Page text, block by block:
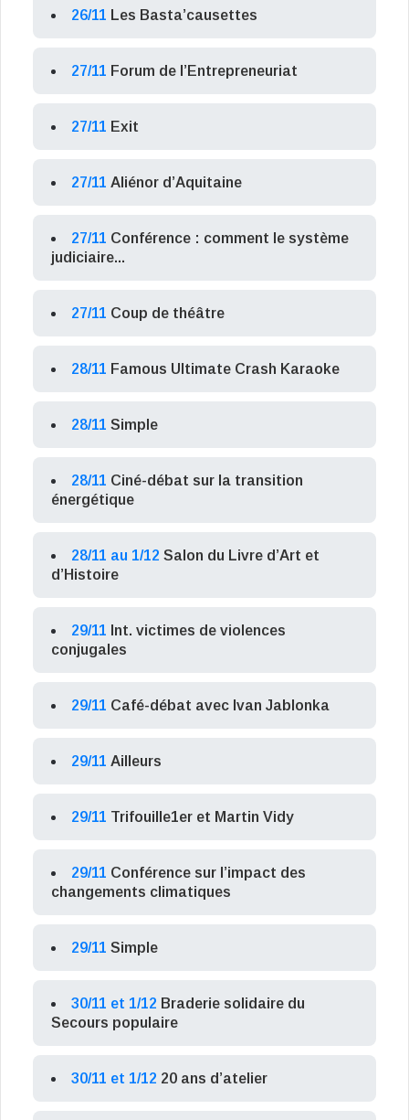
26/11 Les Basta’causettes
27/11 Forum de l’Entrepreneuriat
27/11 Exit
27/11 Aliénor d’Aquitaine
27/11 Conférence : comment le système
judiciaire...
27/11 Coup de théâtre
28/11 Famous Ultimate Crash Karaoke
28/11 Simple
28/11 Ciné-débat sur la transition
énergétique
28/11 au 1/12 Salon du Livre d’Art et
d’Histoire
29/11 Int. victimes de violences
conjugales
29/11 Café-débat avec Ivan Jablonka
29/11 Ailleurs
29/11 Trifouille1er et Martin Vidy
29/11 Conférence sur l’impact des
changements climatiques
29/11 Simple
30/11 et 1/12 Braderie solidaire du
Secours populaire
30/11 et 1/12 20 ans d’atelier